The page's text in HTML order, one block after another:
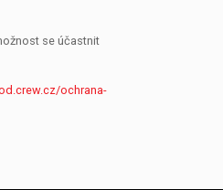
se účastnit
ochrana-